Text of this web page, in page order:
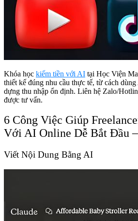
Khóa học kiếm tiền với AI tại Học Viện
thiết kế đúng nhu cầu thực tế, từ cách
dựng thu nhập ổn định. Liên hệ Zalo/
được tư vấn.
6 Công Việc Giúp
Với AI Online Dễ Bắt Đầu
Viết Nội Dung Bằng AI